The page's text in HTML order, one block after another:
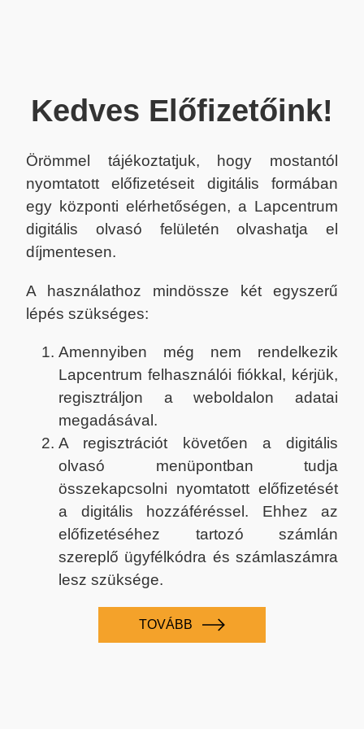
Kedves Előfizetőink!
Örömmel tájékoztatjuk, hogy mostantól
nyomtatott előfizetéseit digitális formában
egy központi elérhetőségen, a Lapcentrum
digitális olvasó felületén olvashatja el
díjmentesen.
A használathoz mindössze két egyszerű
lépés szükséges:
Amennyiben még nem rendelkezik
Lapcentrum felhasználói fiókkal, kérjük,
regisztráljon a weboldalon adatai
megadásával.
A regisztrációt követően a digitális
olvasó menüpontban tudja
összekapcsolni nyomtatott előfizetését
a digitális hozzáféréssel. Ehhez az
előfizetéséhez tartozó számlán
szereplő ügyfélkódra és számlaszámra
lesz szüksége.
TOVÁBB